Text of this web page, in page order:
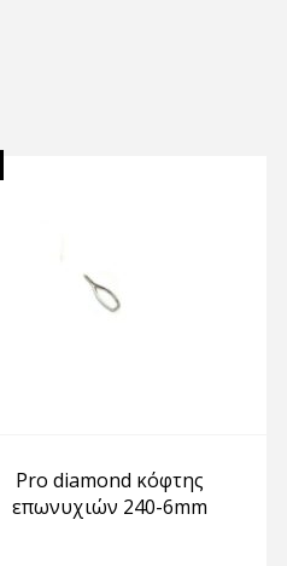
Pro diamond κόφτης
επωνυχιών 240-6mm